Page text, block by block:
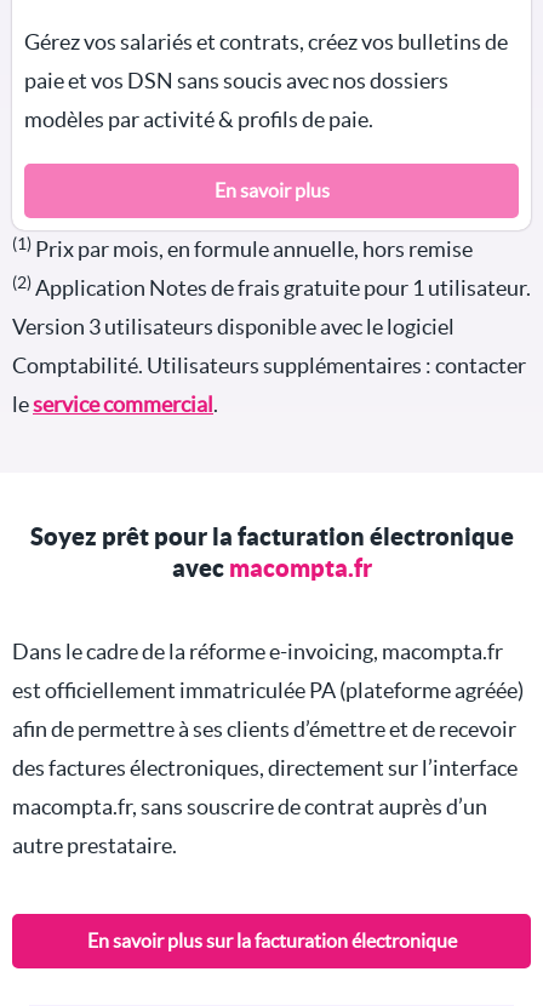
Gérez vos salariés et contrats, créez vos bulletins de
paie et vos DSN sans soucis avec nos dossiers
modèles par activité & profils de paie.
En savoir plus
(1) Prix par mois, en formule annuelle, hors remise
(2) Application Notes de frais gratuite pour 1 utilisateur.
Version 3 utilisateurs disponible avec le logiciel
Comptabilité. Utilisateurs supplémentaires : contacter
leservice commercial.
Soyez prêt pour la facturation électronique
avec macompta.fr
Dans le cadre de la réforme e-invoicing, macompta.fr
est officiellement immatriculée PA (plateforme agréée)
afin de permettre à ses clients d’émettre et de recevoir
des factures électroniques, directement sur l’interface
macompta.fr, sans souscrire de contrat auprès d’un
autre prestataire.
En savoir plus sur la facturation électronique